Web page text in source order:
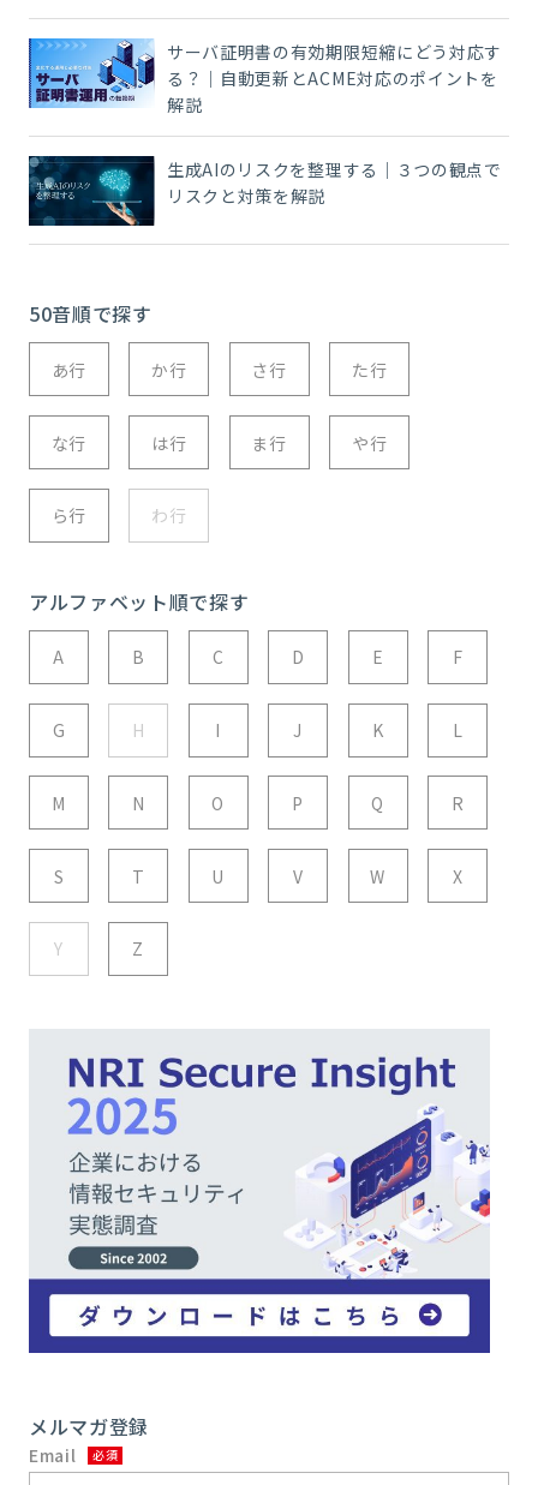
サーバ証明書の有効期限短縮にどう対応す
る？｜自動更新とACME対応のポイントを
解説
生成AIのリスクを整理する｜３つの観点で
リスクと対策を解説
50音順で探す
あ行 か行 さ行 た行
な行 は行 ま行 や行
ら行 わ行
アルファベット順で探す
A B C D E F
G H I J K L
M N O P Q R
S T U V W X
Y Z
メルマガ登録
Email